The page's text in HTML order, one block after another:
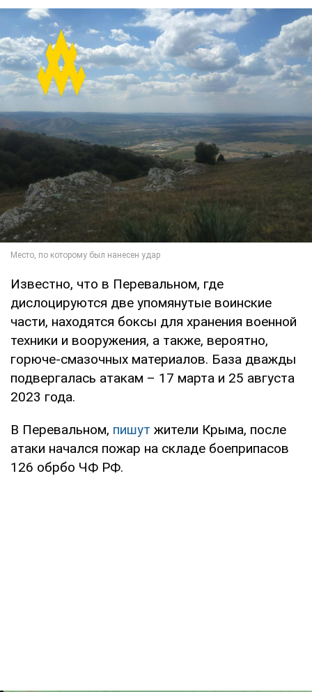
Известно, что в Перевальном, где
дислоцируются две упомянутые воинские
части, находятся боксы для хранения военной
техники и вооружения, а также, вероятно,
горюче-смазочных материалов. База дважды
подвергалась атакам – 17 марта и 25 августа
2023 года.
В Перевальном, пишут жители Крыма, после
атаки начался пожар на складе боеприпасов
126 обрбо ЧФ РФ.